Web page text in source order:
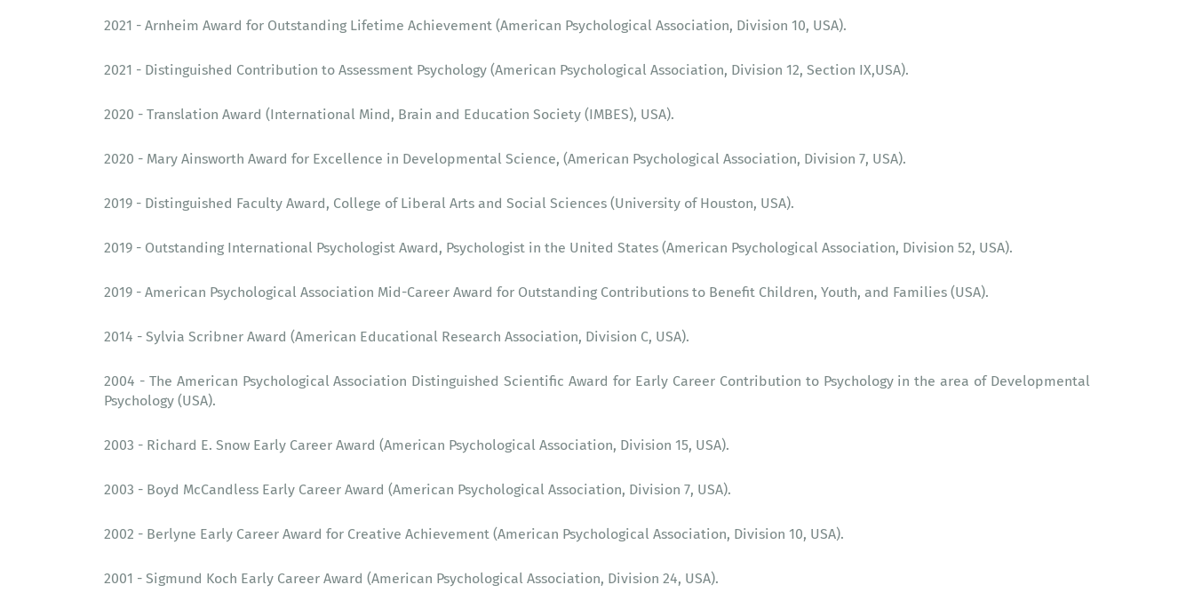
2021 - Arnheim Award for Outstanding Lifetime Achievement (American Psychological Association, Division 10, USA).
2021 - Distinguished Contribution to Assessment Psychology (American Psychological Association, Division 12, Section IX,USA).
2020 - Translation Award (International Mind, Brain and Education Society (IMBES), USA).
2020 - Mary Ainsworth Award for Excellence in Developmental Science, (American Psychological Association, Division 7, USA).
2019 - Distinguished Faculty Award, College of Liberal Arts and Social Sciences (University of Houston, USA).
2019 - Outstanding International Psychologist Award, Psychologist in the United States (American Psychological Association, Division 52, USA).
2019 - American Psychological Association Mid-Career Award for Outstanding Contributions to Benefit Children, Youth, and Families (USA).
2014 - Sylvia Scribner Award (American Educational Research Association, Division C, USA).
2004 - The American Psychological Association Distinguished Scientific Award for Early Career Contribution to Psychology in the area of Developmental
Psychology (USA).
2003 - Richard E. Snow Early Career Award (American Psychological Association, Division 15, USA).
2003 - Boyd McCandless Early Career Award (American Psychological Association, Division 7, USA).
2002 - Berlyne Early Career Award for Creative Achievement (American Psychological Association, Division 10, USA).
2001 - Sigmund Koch Early Career Award (American Psychological Association, Division 24, USA).